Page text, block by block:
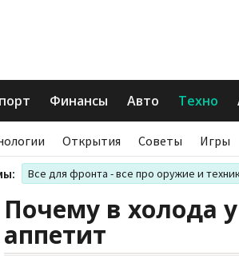
Финансы Авто Техно
Открытия Советы Игры
Все для фронта - все про оружие и
Почему в холода
аппетит